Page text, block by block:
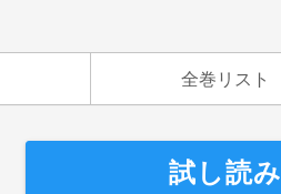
全巻リスト
試し読み